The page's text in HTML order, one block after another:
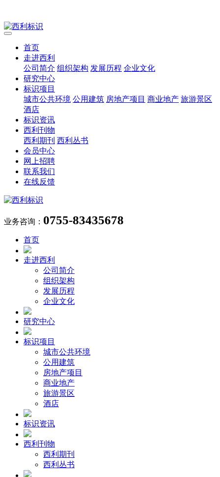
首页
走进西利
公司简介 组织架构 发展历程 企业文化
研究中心
标识项目
城市公共环境 公用建筑 房地产项目 商业地产 旅游景区
酒店
标识资讯
西利刊物
西利期刊 西利丛书
会员中心
网上招聘
联系我们
在线反馈
业务咨询： 0755-83435678
首页
走进西利
公司简介
组织架构
发展历程
企业文化
研究中心
标识项目
城市公共环境
公用建筑
房地产项目
商业地产
旅游景区
酒店
标识资讯
西利刊物
西利期刊
西利丛书